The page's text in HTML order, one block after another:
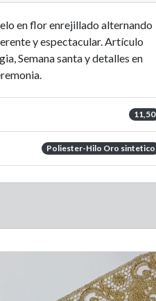
en flor enrejillado alternando
y espectacular. Artículo
Semana santa y detalles en
11,50
Poliester-Hilo Oro sintetico